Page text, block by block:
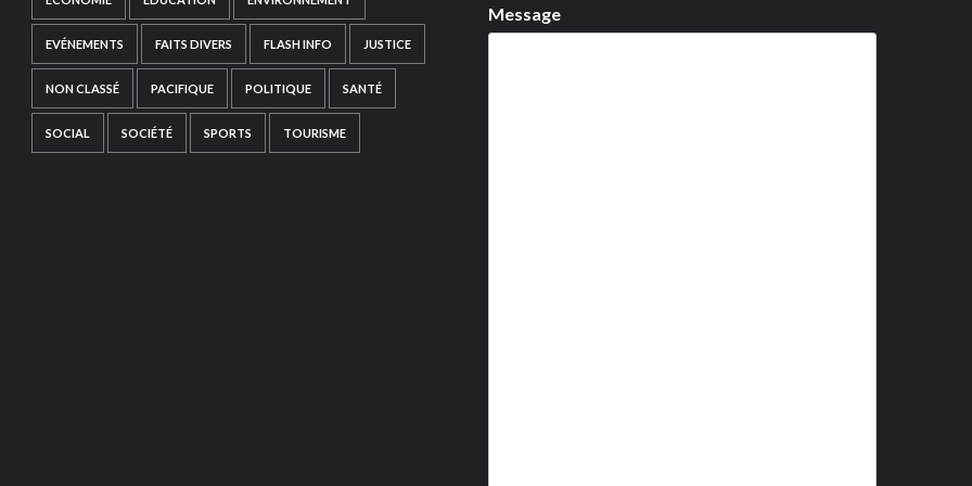
EVÉNEMENTS FAITS DIVERS FLASH INFO JUSTICE
NON CLASSÉ PACIFIQUE POLITIQUE SANTÉ
SOCIAL SOCIÉTÉ SPORTS TOURISME
Message